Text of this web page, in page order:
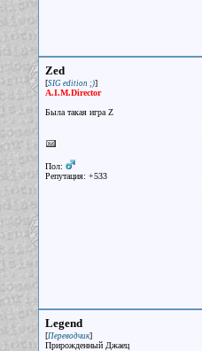
Zed
[SIG edition ;)]
A.I.M.Director
Была такая игра Z
Пол:
Репутация: +533
Legend
[Переводчик]
Прирожденный Джаец